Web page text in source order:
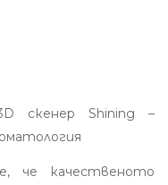
скенер Shining –
че качественото